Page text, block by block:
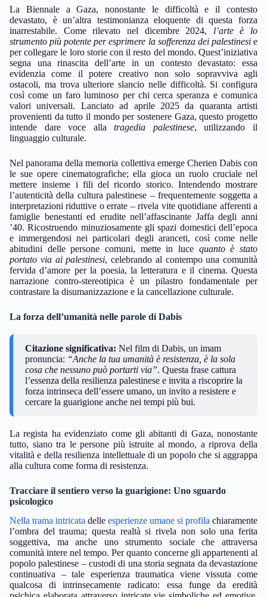
La Biennale a Gaza, nonostante le difficoltà e il contesto
devastato, è un’altra testimonianza eloquente di questa forza
inarrestabile. Come rilevato nel dicembre 2024, l’arte è lo
strumento più potente per esprimere la sofferenza dei palestinesie
per collegare le loro storie con il resto del mondo. Quest’iniziativa
segna una rinascita dell’arte in un contesto devastato: essa
evidenzia come il potere creativo non solo sopravviva agli
ostacoli, ma trova ulteriore slancio nelle difficoltà. Si configura
così come un faro luminoso per chi cerca speranza e comunica
valori universali. Lanciato ad aprile 2025 da quaranta artisti
provenienti da tutto il mondo per sostenere Gaza, questo progetto
intende dare voce allatragedia palestinese, utilizzando il
linguaggio culturale.
Nel panorama della memoria collettiva emerge Cherien Dabis con
le sue opere cinematografiche; ella gioca un ruolo cruciale nel
mettere insieme i fili del ricordo storico. Intendendo mostrare
l’autenticità della cultura palestinese – frequentemente soggetta a
interpretazioni riduttive o errate – rivela vite quotidiane afferenti a
famiglie benestanti ed erudite nell’affascinante Jaffa degli anni
’40. Ricostruendo minuziosamente gli spazi domestici dell’epoca
e immergendosi nei particolari degli aranceti, così come nelle
abitudini delle persone comuni, mette in luce quanto è stato
portato via ai palestinesi, celebrando al contempo una comunità
fervida d’amore per la poesia, la letteratura e il cinema. Questa
narrazione contro-stereotipica è un pilastro fondamentale per
contrastare la disumanizzazione e la cancellazione culturale.
La forza dell’umanità nelle parole di Dabis
Citazione significativa: Nel film di Dabis, un imam
pronuncia: “Anche la tua umanità è resistenza, è la sola
cosa che nessuno può portarti via”. Questa frase cattura
l’essenza della resilienza palestinese e invita a riscoprire la
forza intrinseca dell’essere umano, un invito a resistere e
cercare la guarigione anche nei tempi più bui.
La regista ha evidenziato come gli abitanti di Gaza, nonostante
tutto, siano tra le persone più istruite al mondo, a riprova della
vitalità e della resilienza intellettuale di un popolo che si aggrappa
alla cultura come forma di resistenza.
Tracciare il sentiero verso la guarigione: Uno sguardo
psicologico
Nella trama intricata delle esperienze umane si profila chiaramente
l’ombra del trauma; questa realtà si rivela non solo una ferita
soggettiva, ma anche uno strumento sociale che attraversa
comunità intere nel tempo. Per quanto concerne gli appartenenti al
popolo palestinese – custodi di una storia segnata da devastazione
continuativa – tale esperienza traumatica viene vissuta come
qualcosa di intrinsecamente radicato: essa funge da eredità